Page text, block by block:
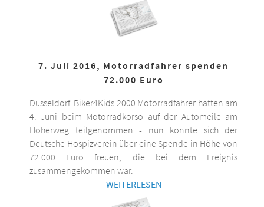
7. Juli 2016, Motorradfahrer spenden
72.000 Euro
Düsseldorf. Biker4Kids 2000 Motorradfahrer hatten am
4. Juni beim Motorradkorso auf der Automeile am
Höherweg teilgenommen - nun konnte sich der
Deutsche Hospizverein über eine Spende in Höhe von
72.000 Euro freuen, die bei dem Ereignis
zusammengekommen war.
WEITERLESEN